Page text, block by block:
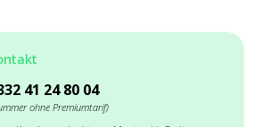
41 24 80 04
ohne Premiumtarif)